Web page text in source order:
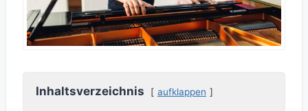
Inhaltsverzeichnis aufklappen